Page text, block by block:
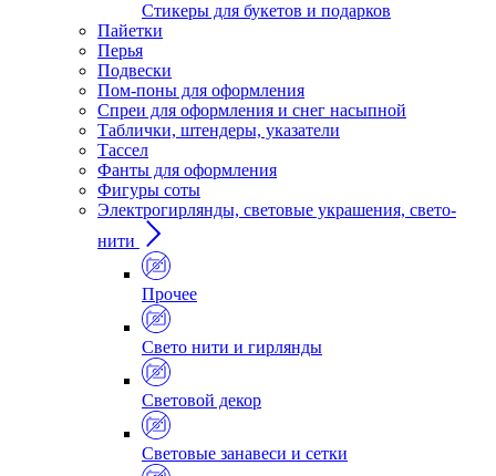
Стикеры для букетов и подарков
Пайетки
Перья
Подвески
Пом-поны для оформления
Спреи для оформления и снег насыпной
Таблички, штендеры, указатели
Тассел
Фанты для оформления
Фигуры соты
Электрогирлянды, световые украшения, свето-
нити
Прочее
Свето нити и гирлянды
Световой декор
Световые занавеси и сетки